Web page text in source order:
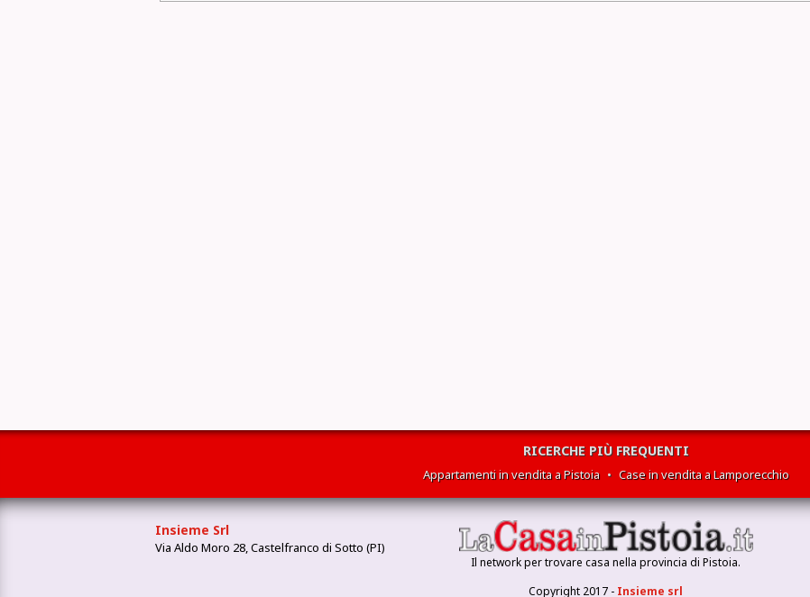
RICERCHE PIÙ FREQUENTI
Appartamenti in vendita a Pistoia • Case in vendita a Lamporecchio
Insieme Srl
Via Aldo Moro 28, Castelfranco di Sotto (PI)
Il network per trovare casa nella provincia di Pistoia.
Copyright 2017 - Insieme srl